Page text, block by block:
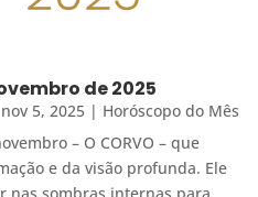
de 2025
nov 5, 2025 | Horóscopo do Mês
– O CORVO – que
e da visão profunda. Ele